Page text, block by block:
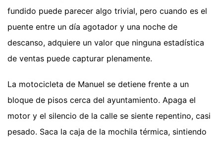
fundido puede parecer algo trivial, pero cuando es el
puente entre un día agotador y una noche de
descanso, adquiere un valor que ninguna estadística
de ventas puede capturar plenamente.
La motocicleta de Manuel se detiene frente a un
bloque de pisos cerca del ayuntamiento. Apaga el
motor y el silencio de la calle se siente repentino, casi
pesado. Saca la caja de la mochila térmica, sintiendo